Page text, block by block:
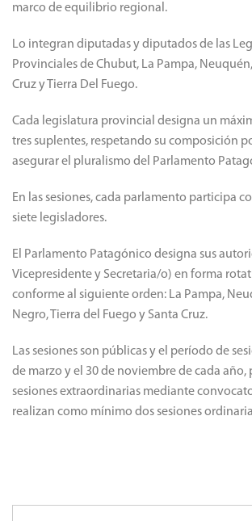
marco de equilibrio regional.
Lo integran diputadas y diputados de las
Provinciales de Chubut, La Pampa,
Cruz y Tierra Del Fuego.
Cada legislatura provincial designa un
tres suplentes, respetando su composición
asegurar el pluralismo del Parlamento
En las sesiones, cada parlamento participa
siete legisladores.
El Parlamento Patagónico designa sus
Vicepresidente y Secretaria/o) en forma
conforme al siguiente orden: La Pampa,
Negro, Tierra del Fuego y Santa Cruz.
Las sesiones son públicas y el período de
de marzo y el 30 de noviembre de cada
sesiones extraordinarias mediante
realizan como mínimo dos sesiones